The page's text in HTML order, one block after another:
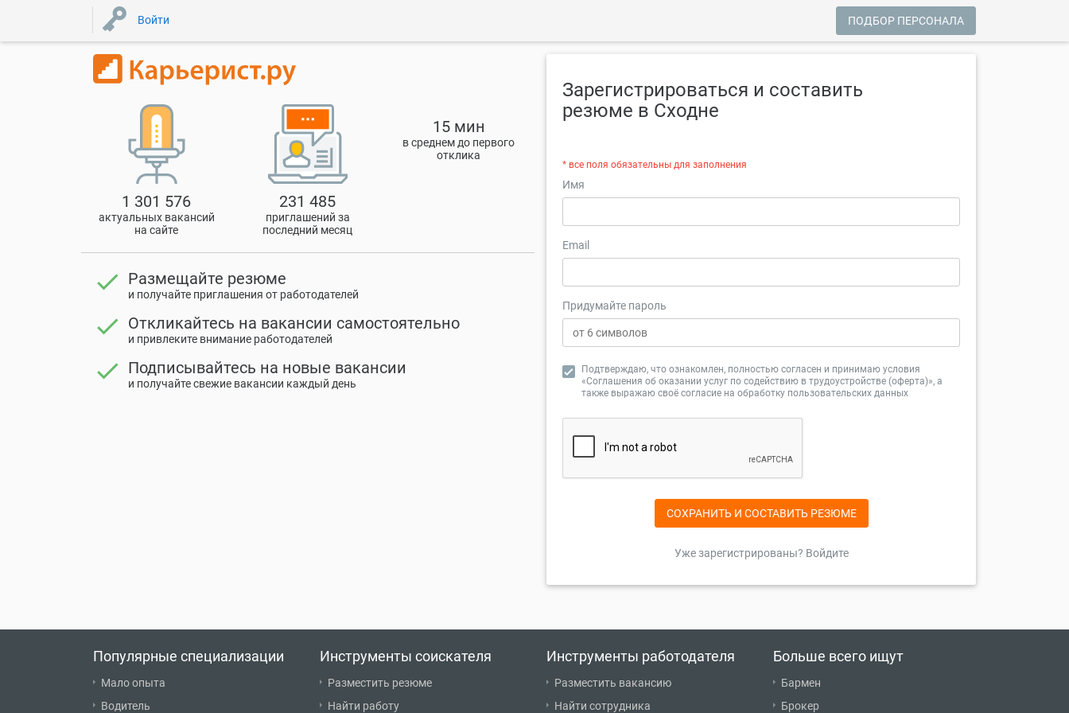
Войти ПОДБОР ПЕРСОНАЛА
1 301 576
актуальных вакансий
на сайте
231 485
приглашений за
последний месяц
15 мин
в среднем до первого
отклика
check Размещайте резюме
и получайте приглашения от работодателей
check Откликайтесь на вакансии самостоятельно
и привлеките внимание работодателей
check Подписывайтесь на новые вакансии
и получайте свежие вакансии каждый день
Зарегистрироваться и составить
резюме в Сходне
* все поля обязательны для заполнения
Имя
Email
Придумайте пароль
Подтверждаю, что ознакомлен, полностью согласен и принимаю условия
«Соглашения об оказании услуг по содействию в трудоустройстве (оферта)», а
также выражаю своё согласие на обработку пользовательских данных
СОХРАНИТЬ И СОСТАВИТЬ РЕЗЮМЕ
Уже зарегистрированы? Войдите
Популярные специализации
Мало опыта
Водитель
Инструменты соискателя
Разместить резюме
Найти работу
Инструменты работодателя
Разместить вакансию
Найти сотрудника
Больше всего ищут
Бармен
Брокер